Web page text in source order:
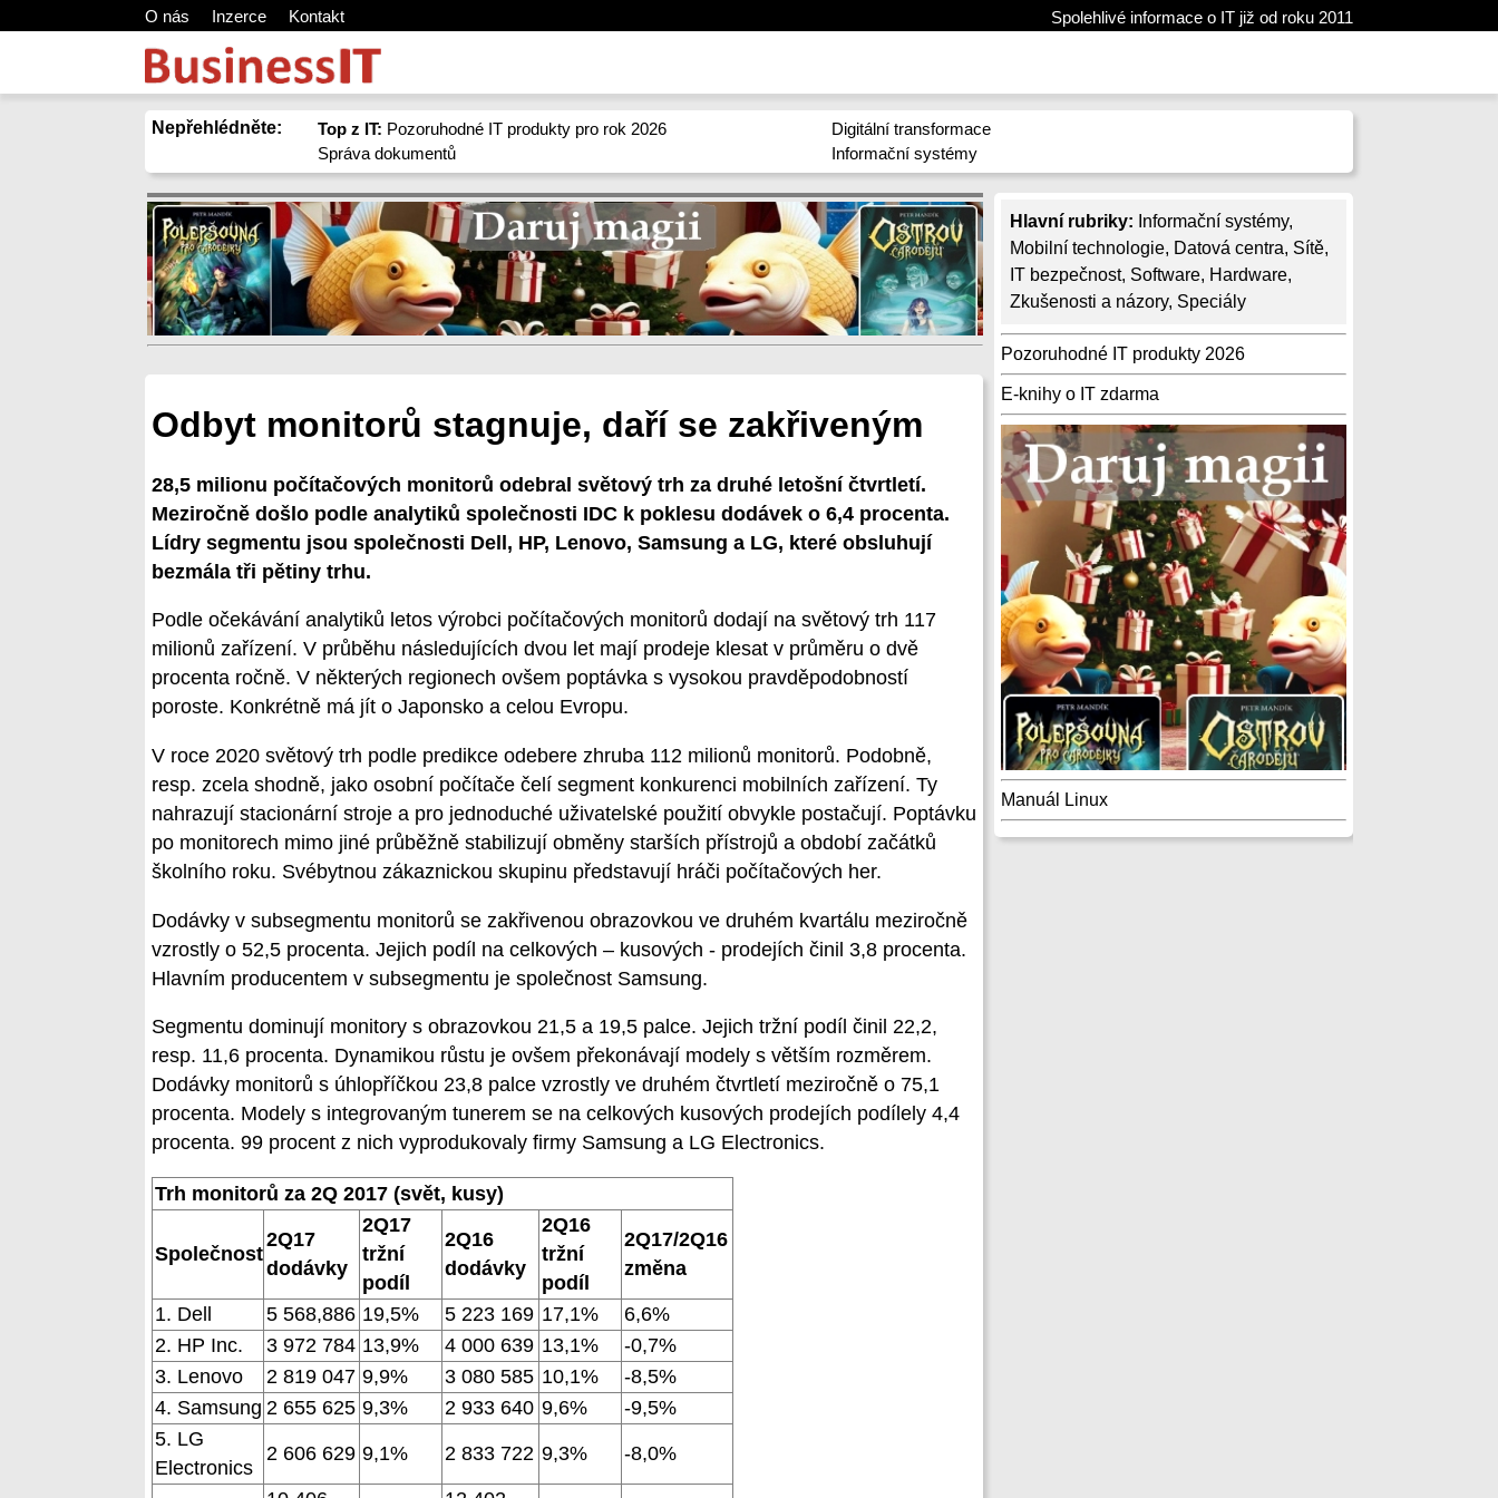
O nás Inzerce Kontakt Spolehlivé informace o IT již od roku 2011
Nepřehlédněte: Top z IT: Pozoruhodné IT produkty pro rok 2026
Správa dokumentů
Digitální transformace
Informační systémy
Hlavní rubriky: Informační systémy,
Mobilní technologie, Datová centra, Sítě,
IT bezpečnost, Software, Hardware,
Zkušenosti a názory, Speciály
Pozoruhodné IT produkty 2026
E-knihy o IT zdarma
Manuál Linux
Odbyt monitorů stagnuje, daří se zakřiveným
28,5 milionu počítačových monitorů odebral světový trh za druhé letošní čtvrtletí.
Meziročně došlo podle analytiků společnosti IDC k poklesu dodávek o 6,4 procenta.
Lídry segmentu jsou společnosti Dell, HP, Lenovo, Samsung a LG, které obsluhují
bezmála tři pětiny trhu.
Podle očekávání analytiků letos výrobci počítačových monitorů dodají na světový trh 117
milionů zařízení. V průběhu následujících dvou let mají prodeje klesat v průměru o dvě
procenta ročně. V některých regionech ovšem poptávka s vysokou pravděpodobností
poroste. Konkrétně má jít o Japonsko a celou Evropu.
V roce 2020 světový trh podle predikce odebere zhruba 112 milionů monitorů. Podobně,
resp. zcela shodně, jako osobní počítače čelí segment konkurenci mobilních zařízení. Ty
nahrazují stacionární stroje a pro jednoduché uživatelské použití obvykle postačují. Poptávku
po monitorech mimo jiné průběžně stabilizují obměny starších přístrojů a období začátků
školního roku. Svébytnou zákaznickou skupinu představují hráči počítačových her.
Dodávky v subsegmentu monitorů se zakřivenou obrazovkou ve druhém kvartálu meziročně
vzrostly o 52,5 procenta. Jejich podíl na celkových – kusových - prodejích činil 3,8 procenta.
Hlavním producentem v subsegmentu je společnost Samsung.
Segmentu dominují monitory s obrazovkou 21,5 a 19,5 palce. Jejich tržní podíl činil 22,2,
resp. 11,6 procenta. Dynamikou růstu je ovšem překonávají modely s větším rozměrem.
Dodávky monitorů s úhlopříčkou 23,8 palce vzrostly ve druhém čtvrtletí meziročně o 75,1
procenta. Modely s integrovaným tunerem se na celkových kusových prodejích podílely 4,4
procenta. 99 procent z nich vyprodukovaly firmy Samsung a LG Electronics.
Trh monitorů za 2Q 2017 (svět, kusy)
Společnost
2Q17
dodávky
2Q17
tržní
podíl
2Q16
dodávky
2Q16
tržní
podíl
2Q17/2Q16
změna
1. Dell 5 568,886 19,5% 5 223 169 17,1%
6,6%
2. HP Inc.
3 972 784 13,9% 4 000 639 13,1%
-0,7%
3. Lenovo
2 819 047 9,9% 3 080 585 10,1%
-8,5%
4. Samsung 2 655 625 9,3% 2 933 640 9,6%
-9,5%
5. LG
Electronics
2 606 629 9,1% 2 833 722 9,3% -8,0%